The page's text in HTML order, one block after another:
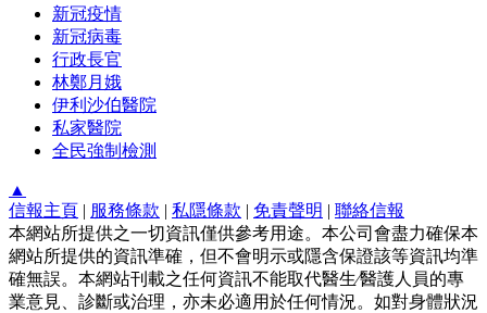
新冠疫情
新冠病毒
行政長官
林鄭月娥
伊利沙伯醫院
私家醫院
全民強制檢測
▲
信報主頁 | 服務條款 | 私隱條款 | 免責聲明 | 聯絡信報
本網站所提供之一切資訊僅供參考用途。本公司會盡力確保本
網站所提供的資訊準確，但不會明示或隱含保證該等資訊均準
確無誤。本網站刊載之任何資訊不能取代醫生∕醫護人員的專
業意見、診斷或治理，亦未必適用於任何情況。如對身體狀況